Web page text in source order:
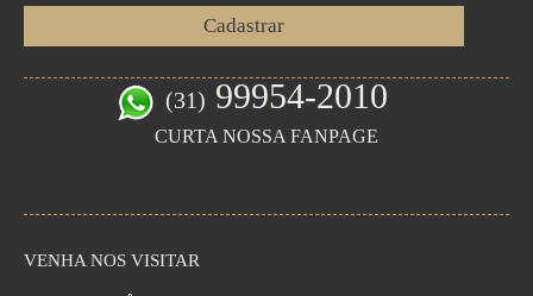
(31) 99954-2010
CURTA NOSSA FANPAGE
VENHA NOS VISITAR